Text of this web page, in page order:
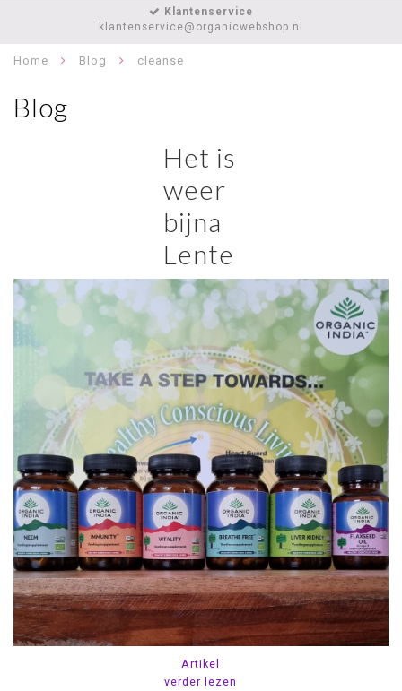
Klantenservice
klantenservice@organicwebshop.nl
Home Blog cleanse
Blog
Het is
weer
bijna
Lente
Artikel
verder lezen